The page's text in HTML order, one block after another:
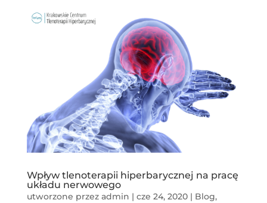
Wpływ tlenoterapii hiperbarycznej na pracę
układu nerwowego
utworzone przez admin | cze 24, 2020| Blog,